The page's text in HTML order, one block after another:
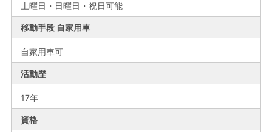
土曜日・日曜日・祝日可能
移動手段 自家用車
自家用車可
活動歴
17年
資格